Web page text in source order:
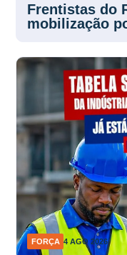
Frentistas do
mobilização
FORÇA 4 AGO 2026